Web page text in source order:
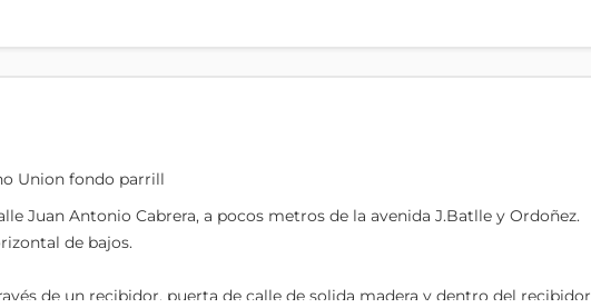
Union fondo parrill
Juan Antonio Cabrera, a pocos metros de la avenida J.Batlle y Ordoñez.
de bajos.
de un recibidor, puerta de calle de solida madera y dentro del recibidor